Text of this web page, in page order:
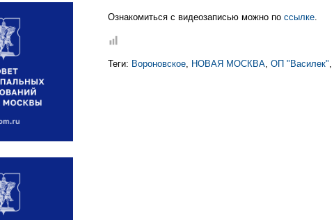
Ознакомиться с видеозаписью можно по ссылке.
Теги: Вороновское НОВАЯ МОСКВА ОП "Василек"